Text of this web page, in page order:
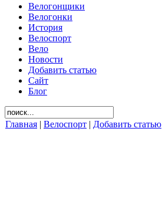
Велогонщики
Велогонки
История
Велоспорт
Вело
Новости
Добавить статью
Сайт
Блог
Главная | Велоспорт | Добавить статью